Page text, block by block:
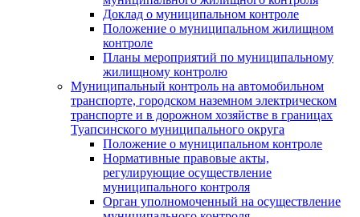
Доклад о муниципальном контроле
Положение о муниципальном жилищном
контроле
Планы мероприятий по муниципальному
жилищному контролю
Муниципальный контроль на автомобильном
транспорте, городском наземном электрическом
транспорте и в дорожном хозяйстве в границах
Туапсинского муниципального округа
Положение о муниципальном контроле
Нормативные правовые акты,
регулирующие осуществление
муниципального контроля
Орган уполномоченный на осуществление